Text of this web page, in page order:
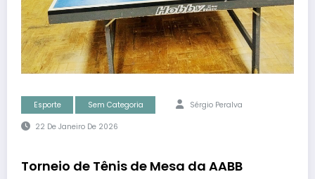
Esporte Sem Categoria Sérgio Peralva
22 De Janeiro De 2026
Torneio de Tênis de Mesa da AABB